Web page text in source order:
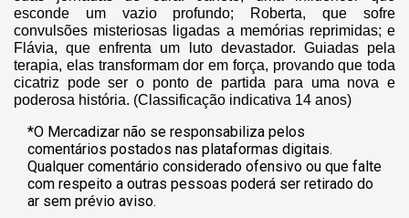
esconde um vazio profundo; Roberta, que sofre
convulsões misteriosas ligadas a memórias reprimidas; e
Flávia, que enfrenta um luto devastador. Guiadas pela
terapia, elas transformam dor em força, provando que toda
cicatriz pode ser o ponto de partida para uma nova e
poderosa história. (Classificação indicativa 14 anos)
*O Mercadizar não se responsabiliza pelos
comentários postados nas plataformas digitais.
Qualquer comentário considerado ofensivo ou que falte
com respeito a outras pessoas poderá ser retirado do
ar sem prévio aviso.